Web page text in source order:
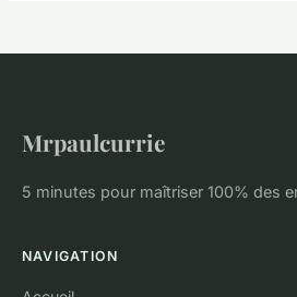
Mrpaulcurrie
5 minutes pour maîtriser 100% des
NAVIGATION